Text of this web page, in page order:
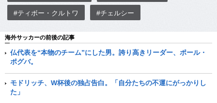
#ティボー・クルトワ #チェルシー
海外サッカーの前後の記事
仏代表を“本物のチーム”にした男。誇り高きリーダー、ポール・
ポグバ。
モドリッチ、W杯後の独占告白。「自分たちの不運にがっかりし
た」